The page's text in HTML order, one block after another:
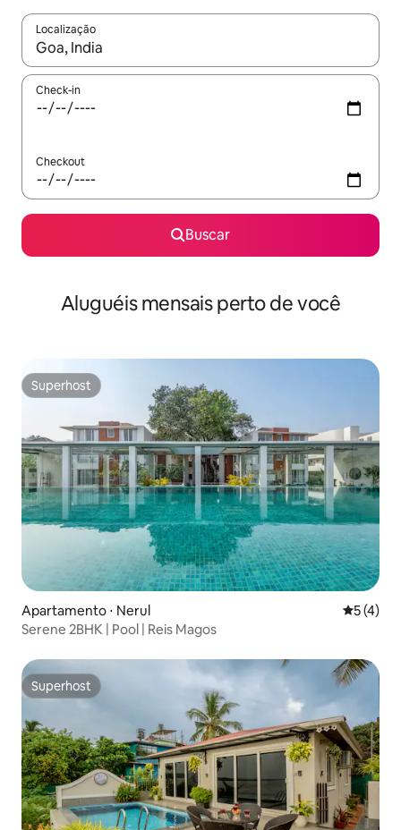
Localização
Quando os resultados estiverem disponíveis, explore-os
Check-in
Checkout
Buscar
Aluguéis mensais perto de você
Superhost
Superhost
Apartamento ⋅ Nerul 5 de
5 (4)
Serene 2BHK | Pool | Reis Magos
Superhost
Superhost